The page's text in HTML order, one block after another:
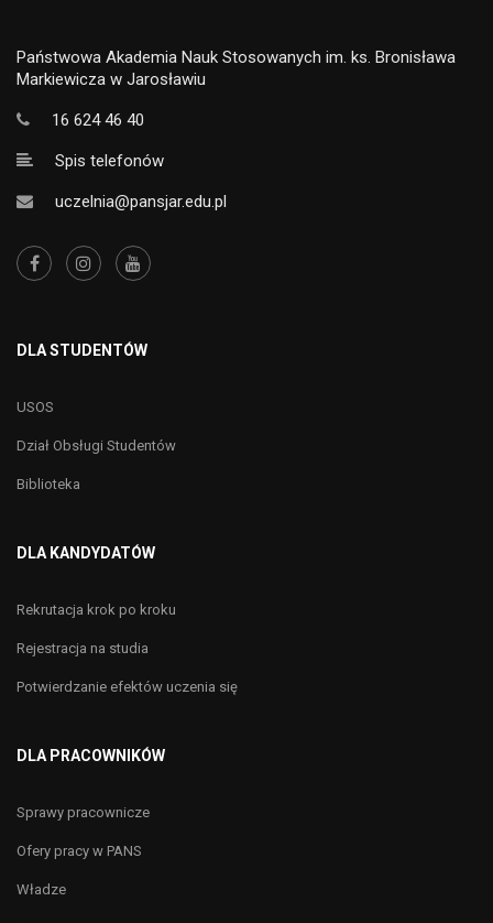
Państwowa Akademia Nauk Stosowanych im. ks. Bronisława
Markiewicza w Jarosławiu
16 624 46 40
Spis telefonów
uczelnia@pansjar.edu.pl
DLA STUDENTÓW
USOS
Dział Obsługi Studentów
Biblioteka
DLA KANDYDATÓW
Rekrutacja krok po kroku
Rejestracja na studia
Potwierdzanie efektów uczenia się
DLA PRACOWNIKÓW
Sprawy pracownicze
Ofery pracy w PANS
Władze